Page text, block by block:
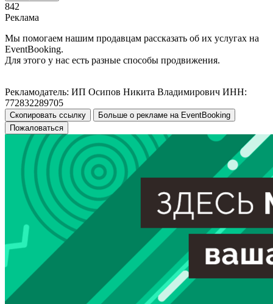
842
Реклама
Мы помогаем нашим продавцам рассказать об их услугах на
EventBooking.
Для этого у нас есть разные способы продвижения.
Рекламодатель: ИП Осипов Никита Владимирович ИНН:
772832289705
Скопировать ссылку
Больше о рекламе на EventBooking
Пожаловаться